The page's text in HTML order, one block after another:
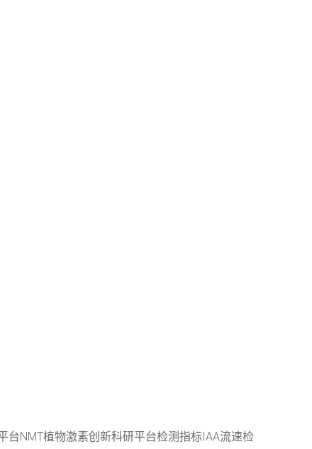
台NMT植物激素创新科研平台检测指标IAA流速检